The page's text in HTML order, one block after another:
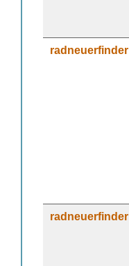
radneuerfinder
radneuerfinder